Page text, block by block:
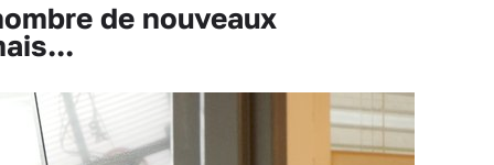
de nouveaux